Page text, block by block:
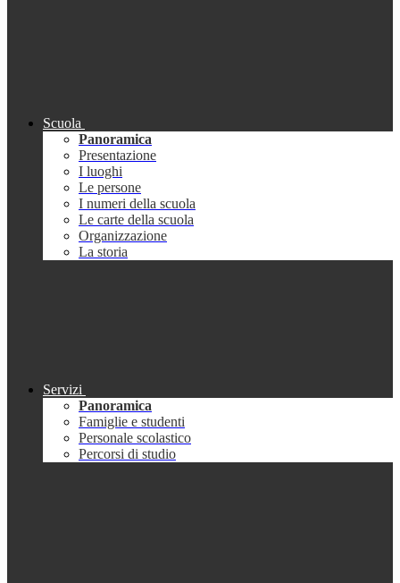
Scuola
Panoramica
Presentazione
I luoghi
Le persone
I numeri della scuola
Le carte della scuola
Organizzazione
La storia
Servizi
Panoramica
Famiglie e studenti
Personale scolastico
Percorsi di studio